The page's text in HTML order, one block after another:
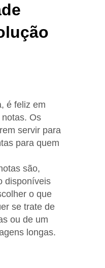
é feliz em
Os
servir para
para quem
são,
disponíveis
o que
se trate de
ou de um
longas.